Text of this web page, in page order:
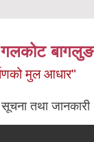
गलकोट बागलुङ
मुल आधार"
सूचना तथा जानकारी